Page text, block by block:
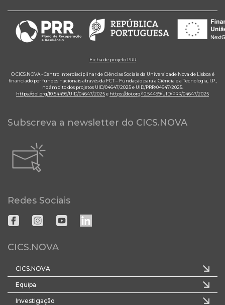
Ficha de projeto PRR
O CICS.NOVA - Centro Interdisciplinar de Ciências Sociais da Universidade Nova de Lisboa é
financiado por fundos nacionais através da FCT – Fundação para a Ciência e a Tecnologia, I.P.,
no âmbito dos projetos UID/04647/2025 e UID/PRR/04647/2025.
https://doi.org/10.54499/UID/04647/2025e https://doi.org/10.54499/UID/PRR/04647/2025
Subscreva a newsletter do CICS.NOVA
Redes Sociais
CICS.NOVA
CICS.NOVA
Equipa
Investigação